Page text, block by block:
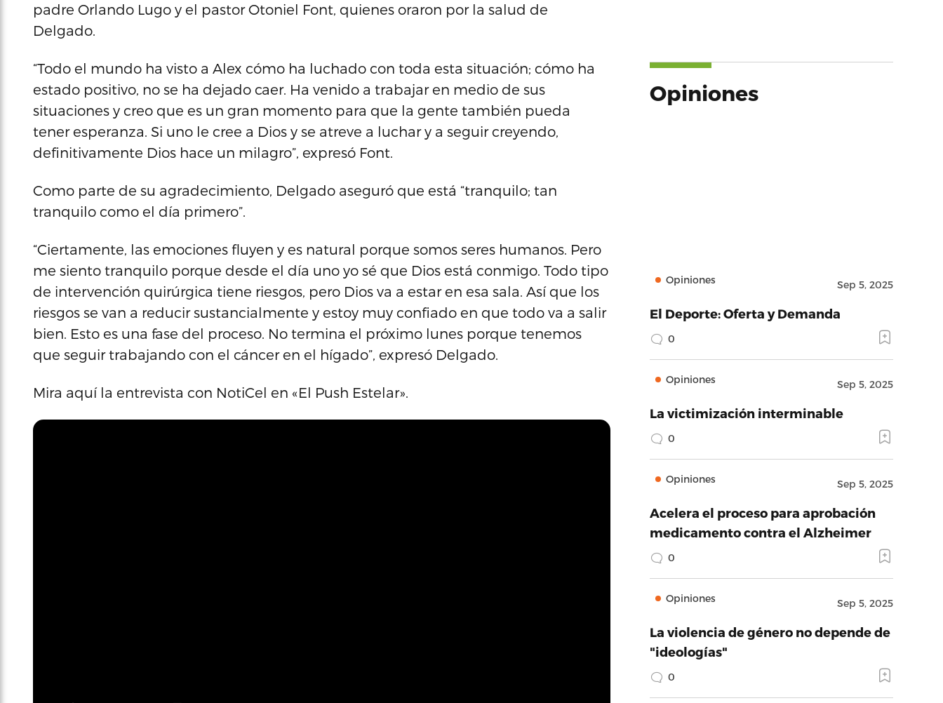
padre Orlando Lugo y el pastor Otoniel Font, quienes oraron por la salud de
Delgado.
“Todo el mundo ha visto a Alex cómo ha luchado con toda esta situación; cómo ha
estado positivo, no se ha dejado caer. Ha venido a trabajar en medio de sus
situaciones y creo que es un gran momento para que la gente también pueda
tener esperanza. Si uno le cree a Dios y se atreve a luchar y a seguir creyendo,
definitivamente Dios hace un milagro”, expresó Font.
Como parte de su agradecimiento, Delgado aseguró que está “tranquilo; tan
tranquilo como el día primero”.
“Ciertamente, las emociones fluyen y es natural porque somos seres humanos. Pero
me siento tranquilo porque desde el día uno yo sé que Dios está conmigo. Todo tipo
de intervención quirúrgica tiene riesgos, pero Dios va a estar en esa sala. Así que los
riesgos se van a reducir sustancialmente y estoy muy confiado en que todo va a salir
bien. Esto es una fase del proceso. No termina el próximo lunes porque tenemos
que seguir trabajando con el cáncer en el hígado”, expresó Delgado.
Mira aquí la entrevista con NotiCel en «El Push Estelar».
Opiniones
Opiniones Sep 5, 2025
El Deporte: Oferta y Demanda
0
Opiniones Sep 5, 2025
La victimización interminable
0
Opiniones Sep 5, 2025
Acelera el proceso para aprobación
medicamento contra el Alzheimer
0
Opiniones Sep 5, 2025
La violencia de género no depende de
"ideologías"
0